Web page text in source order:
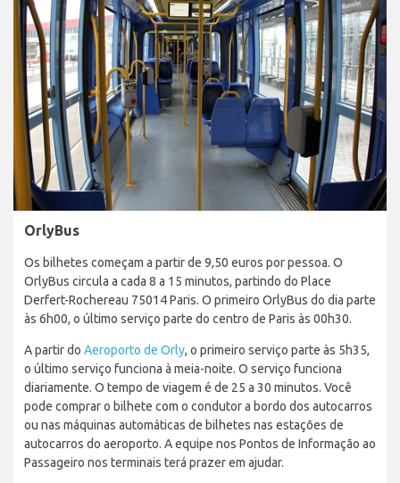
OrlyBus
Os bilhetes começam a partir de 9,50 euros por pessoa. O
OrlyBus circula a cada 8 a 15 minutos, partindo do Place
Derfert-Rochereau 75014 Paris. O primeiro OrlyBus do dia parte
às 6h00, o último serviço parte do centro de Paris às 00h30.
A partir do Aeroporto de Orly, o primeiro serviço parte às 5h35,
o último serviço funciona à meia-noite. O serviço funciona
diariamente. O tempo de viagem é de 25 a 30 minutos. Você
pode comprar o bilhete com o condutor a bordo dos autocarros
ou nas máquinas automáticas de bilhetes nas estações de
autocarros do aeroporto. A equipe nos Pontos de Informação ao
Passageiro nos terminais terá prazer em ajudar.